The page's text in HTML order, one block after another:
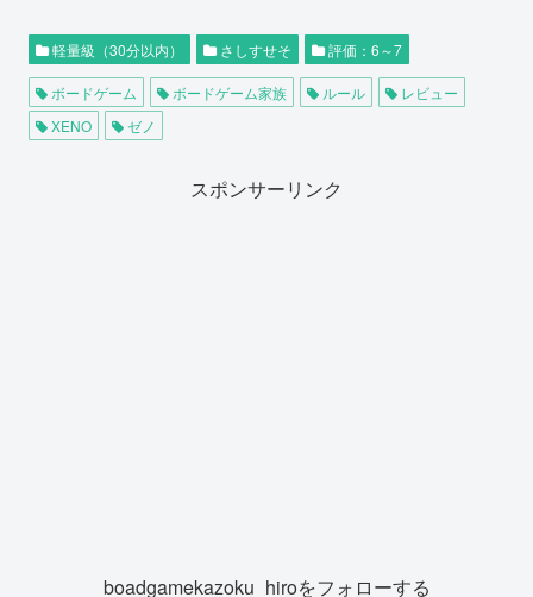
軽量級（30分以内） さしすせそ 評価：6～7
ボードゲーム ボードゲーム家族 ルール
レビュー
XENO
ゼノ
スポンサーリンク
boadgamekazoku_hiroをフォローする